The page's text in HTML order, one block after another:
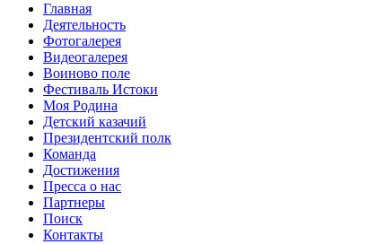
Главная
Деятельность
Фотогалерея
Видеогалерея
Воиново поле
Фестиваль Истоки
Моя Родина
Детский казачий
Президентский полк
Команда
Достижения
Пресса о нас
Партнеры
Поиск
Контакты